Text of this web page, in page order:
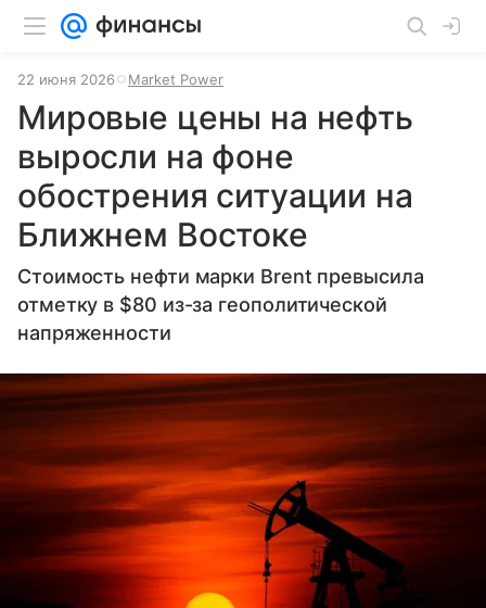
22 июня 2026 Market Power
Мировые цены на нефть
выросли на фоне
обострения ситуации на
Ближнем Востоке
Стоимость нефти марки Brent превысила
отметку в $80 из-за геополитической
напряженности